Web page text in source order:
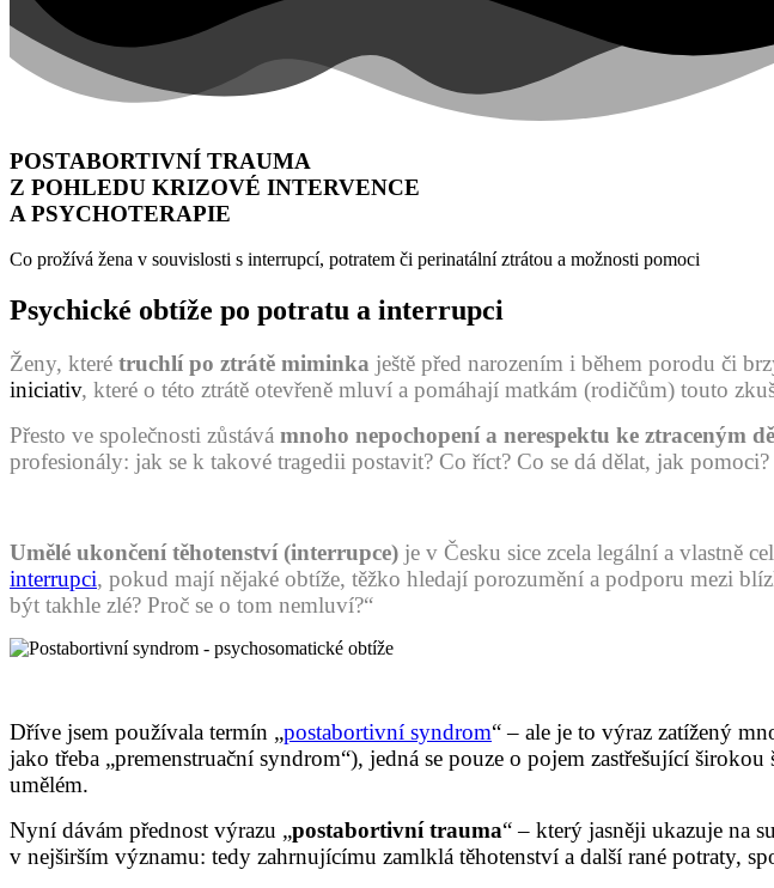
POSTABORTIVNÍ TRAUMA
Z POHLEDU KRIZOVÉ INTERVENCE
A PSYCHOTERAPIE
Co prožívá žena v souvislosti s interrupcí, potratem či perinatální ztrátou a možnosti pomoci
Psychické obtíže po potratu a interrupci
Ženy, které truchlí po ztrátě miminka ještě před narozením i během porodu či
iniciativ, které o této ztrátě otevřeně mluví a pomáhají matkám (rodičům) touto
Přesto ve společnosti zůstává mnoho nepochopení a nerespektu ke ztraceným
profesionály: jak se k takové tragedii postavit? Co říct? Co se dá dělat, jak pomoci?
Umělé ukončení těhotenství(interrupce) je v Česku sice zcela legální a vlastně
interrupci, pokud mají nějaké obtíže, těžko hledají porozumění a podporu mezi
být takhle zlé? Proč se o tom nemluví?“
Dříve jsem používala termín „postabortivní syndrom“ – ale je to výraz zatížený
jako třeba „premenstruační syndrom“), jedná se pouze o pojem zastřešující širokou
umělém.
Nyní dávám přednost výrazu „postabortivní trauma“ – který jasněji ukazuje na
v nejširším významu: tedy zahrnujícímu zamlklá těhotenství a další rané potraty,